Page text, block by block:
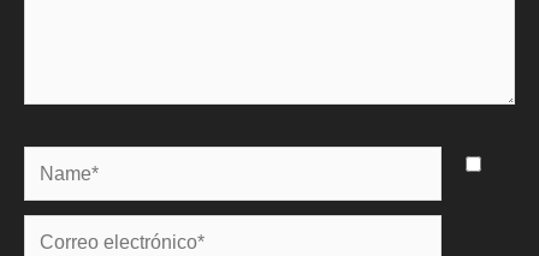
Name*
Correo